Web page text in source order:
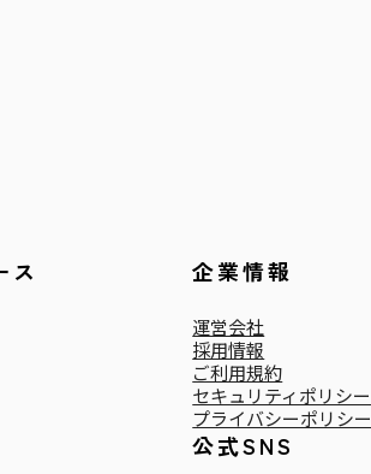
ス 企業情報
運営会社
採用情報
ご利用規約
セキュリティポリシー
プライバシーポリシー
公式SNS